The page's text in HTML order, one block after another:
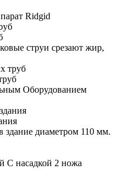
Ridgid
струи срезают жир,
Оборудованием
здание диаметром 110 мм.
С насадкой 2 ножа